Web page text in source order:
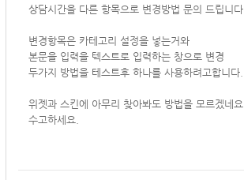
상담시간을 다른 항목으로 변경방법 문의 드립니다.
변경항목은 카테고리 설정을 넣는거와
본문을 입력을 텍스트로 입력하는 창으로 변경
두가지 방법을 테스트후 하나를 사용하려고합니다.
위젯과 스킨에 아무리 찾아봐도 방법을 모르겠네요.
수고하세요.